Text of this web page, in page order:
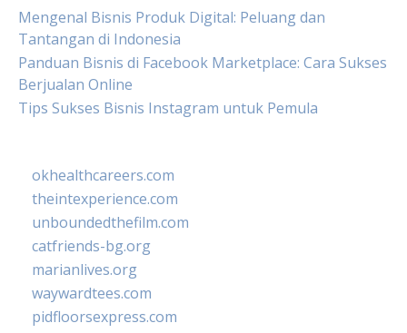
Mengenal Bisnis Produk Digital: Peluang dan
Tantangan di Indonesia
Panduan Bisnis di Facebook Marketplace: Cara Sukses
Berjualan Online
Tips Sukses Bisnis Instagram untuk Pemula
okhealthcareers.com
theintexperience.com
unboundedthefilm.com
catfriends-bg.org
marianlives.org
waywardtees.com
pidfloorsexpress.com